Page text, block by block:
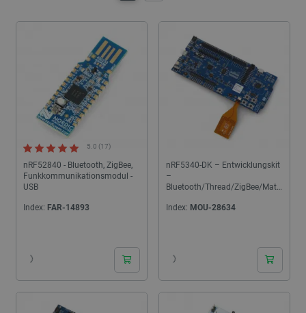
nRF52840 - Bluetooth, ZigBee,
Funkkommunikationsmodul -
USB
5.0 (17)
Index: FAR-14893
nRF5340-DK – Entwicklungskit
–
Bluetooth/Thread/ZigBee/Matt
Semiconductor
Index: MOU-28634